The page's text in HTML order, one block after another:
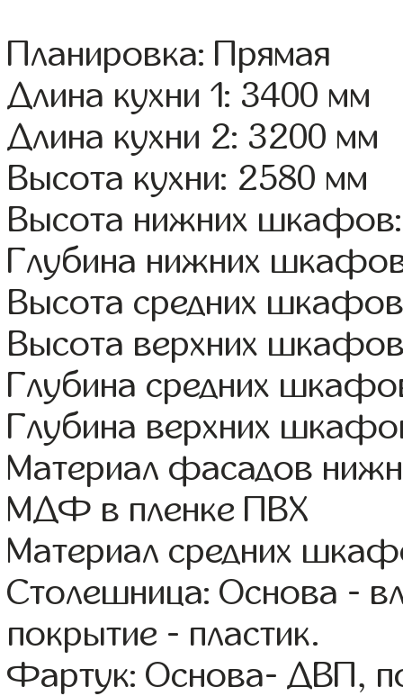
Планировка: Прямая
Длина кухни 1: 3400 мм
Длина кухни 2: 3200 мм
Высота кухни: 2580 мм
Высота нижних
Глубина нижних
Высота средних
Высота верхних
Глубина средних
Глубина верхних
Материал фасадов
МДФ в пленке ПВХ
Материал средних
Столешница: Основа -
покрытие - пластик.
Фартук: Основа- ДВП,